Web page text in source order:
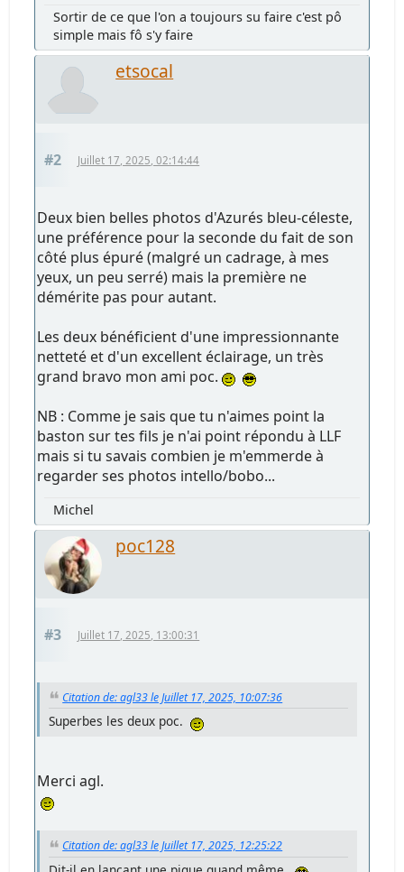
Sortir de ce que l'on a toujours su faire c'est pô
simple mais fô s'y faire
etsocal
#2 Juillet 17, 2025, 02:14:44
Deux bien belles photos d'Azurés bleu-céleste,
une préférence pour la seconde du fait de son
côté plus épuré (malgré un cadrage, à mes
yeux, un peu serré) mais la première ne
démérite pas pour autant.
Les deux bénéficient d'une impressionnante
netteté et d'un excellent éclairage, un très
grand bravo mon ami poc.
NB : Comme je sais que tu n'aimes point la
baston sur tes fils je n'ai point répondu à LLF
mais si tu savais combien je m'emmerde à
regarder ses photos intello/bobo...
Michel
poc128
#3 Juillet 17, 2025, 13:00:31
Citation de: agl33 le Juillet 17, 2025, 10:07:36
Superbes les deux poc.
Merci agl.
Citation de: agl33 le Juillet 17, 2025, 12:25:22